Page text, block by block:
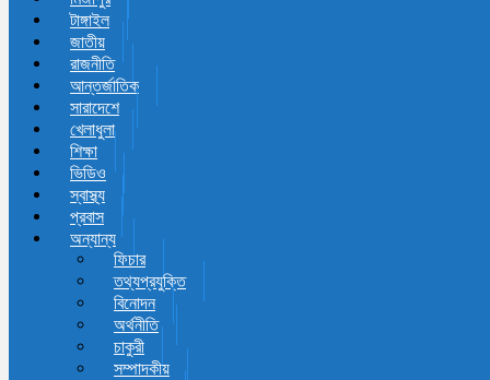
টাঙ্গাইল
জাতীয়
রাজনীতি
আন্তর্জাতিক
সারাদেশে
খেলাধুলা
শিক্ষা
ভিডিও
স্বাস্থ্য
প্রবাস
অন্যান্য
ফিচার
তথ্যপ্রযুক্তি
বিনোদন
অর্থনীতি
চাকুরী
সম্পাদকীয়